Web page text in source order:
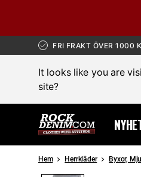
FRI FRAKT ÖVER 1000
It looks like you are
site?
Hem Herrkläder Byxor,